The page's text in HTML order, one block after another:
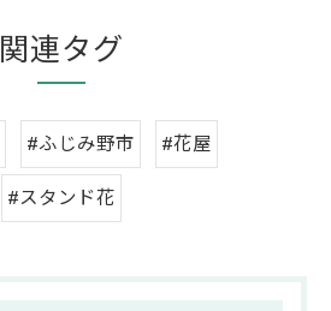
関連タグ
#ふじみ野市 #花屋
#スタンド花